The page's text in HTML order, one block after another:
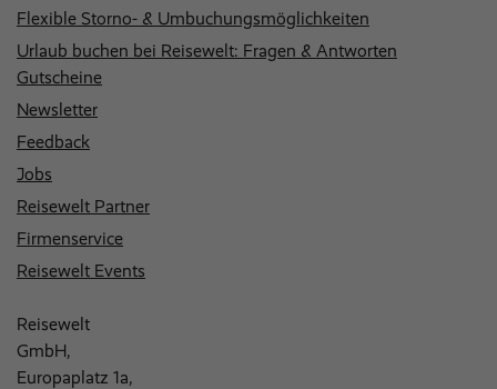
Flexible Storno- & Umbuchungsmöglichkeiten
Urlaub buchen bei Reisewelt: Fragen & Antworten
Gutscheine
Newsletter
Feedback
Jobs
Reisewelt Partner
Firmenservice
Reisewelt Events
Reisewelt
GmbH,
Europaplatz 1a,